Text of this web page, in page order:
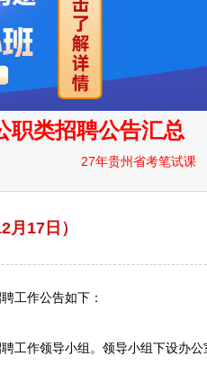
17日）
工作公告如下：
工作领导小组。领导小组下设办公